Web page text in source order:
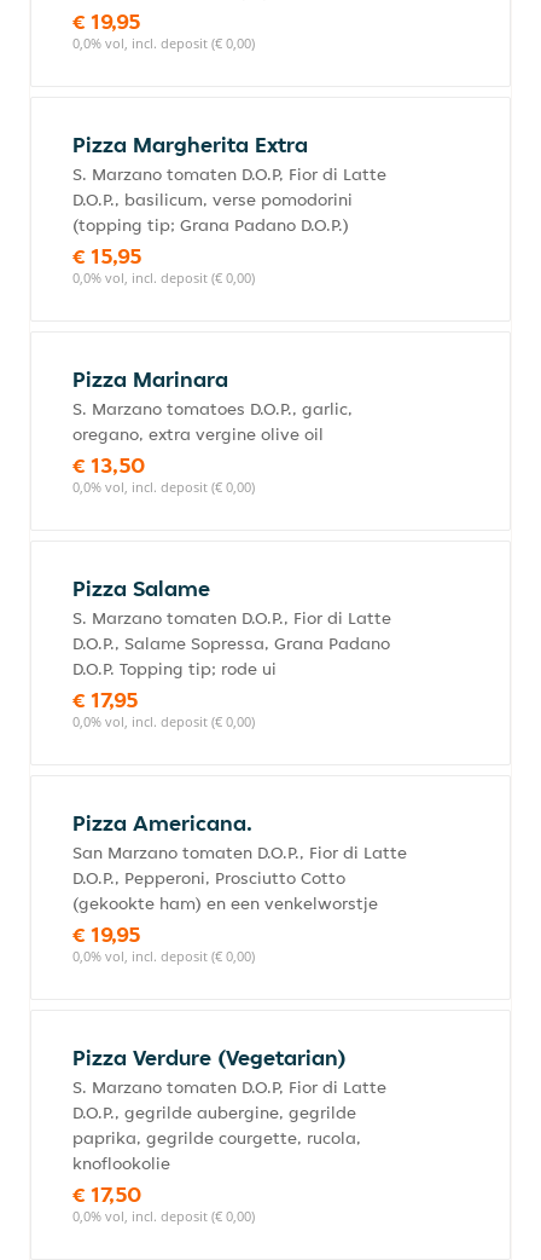
€ 19,95
0,0% vol, incl. deposit (€ 0,00)
Pizza Margherita Extra
S. Marzano tomaten D.O.P, Fior di Latte
D.O.P., basilicum, verse pomodorini
(topping tip; Grana Padano D.O.P.)
€ 15,95
0,0% vol, incl. deposit (€ 0,00)
Pizza Marinara
S. Marzano tomatoes D.O.P., garlic,
oregano, extra vergine olive oil
€ 13,50
0,0% vol, incl. deposit (€ 0,00)
Pizza Salame
S. Marzano tomaten D.O.P., Fior di Latte
D.O.P., Salame Sopressa, Grana Padano
D.O.P. Topping tip; rode ui
€ 17,95
0,0% vol, incl. deposit (€ 0,00)
Pizza Americana.
San Marzano tomaten D.O.P., Fior di Latte
D.O.P., Pepperoni, Prosciutto Cotto
(gekookte ham) en een venkelworstje
€ 19,95
0,0% vol, incl. deposit (€ 0,00)
Pizza Verdure (Vegetarian)
S. Marzano tomaten D.O.P, Fior di Latte
D.O.P., gegrilde aubergine, gegrilde
paprika, gegrilde courgette, rucola,
knoflookolie
€ 17,50
0,0% vol, incl. deposit (€ 0,00)